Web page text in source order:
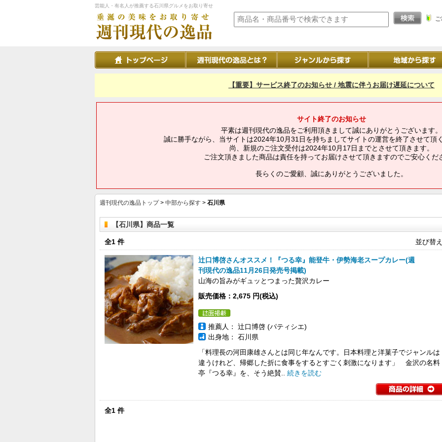
芸能人・有名人が推薦する石川県グルメをお取り寄せ
【重要】サービス終了のお知らせ / 地震に伴うお届け遅延について
サイト終了のお知らせ
平素は週刊現代の逸品をご利用頂きまして誠にありがとうございます。
誠に勝手ながら、当サイトは2024年10月31日を持ちましてサイトの運営を終了させて頂
尚、新規のご注文受付は2024年10月17日までとさせて頂きます。
ご注文頂きました商品は責任を持ってお届けさせて頂きますのでご安心くだ
長らくのご愛顧、誠にありがとうございました。
週刊現代の逸品トップ> 中部から探す > 石川県
【石川県】商品一覧
全1 件 並び替
辻口博啓さんオススメ！『つる幸』能登牛・伊勢海老スープカレー(週
刊現代の逸品11月26日発売号掲載)
山海の旨みがギュッとつまった贅沢カレー
販売価格：2,675 円(税込)
推薦人： 辻口博啓 (パティシエ)
出身地： 石川県
「料理長の河田康雄さんとは同じ年なんです。日本料理と洋菓子でジャンルは
違うけれど、帰郷した折に食事をするとすごく刺激になります」 金沢の名料
亭『つる幸』を、そう絶賛.. 続きを読む
全1 件